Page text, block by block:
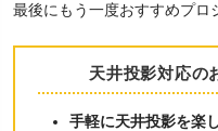
最後にもう一度おすすめプロ
天井投影対応の
手軽に天井投影を楽